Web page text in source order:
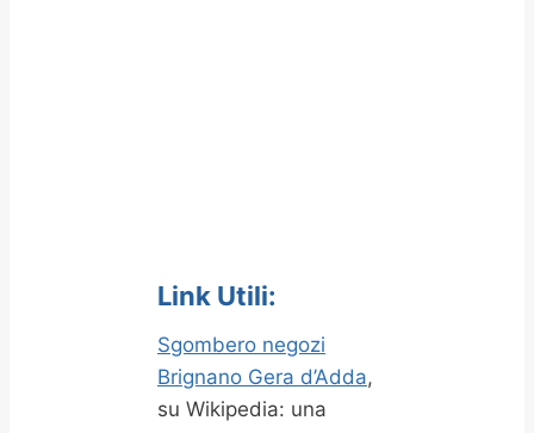
Link Utili:
Sgombero negozi
Brignano Gera d’Adda,
su Wikipedia: una